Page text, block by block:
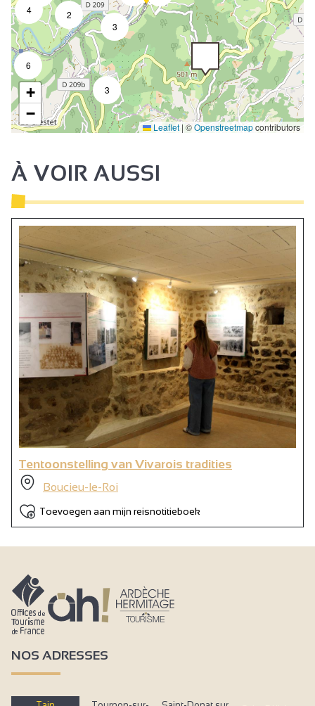
3
2
4
6
3
+
−
Leaflet | ©Openstreetmapcontributors
À VOIR AUSSI
Tentoonstelling van Vivarois tradities
Boucieu-le-Roi
Toevoegen aan mijn reisnotitieboek
NOS ADRESSES